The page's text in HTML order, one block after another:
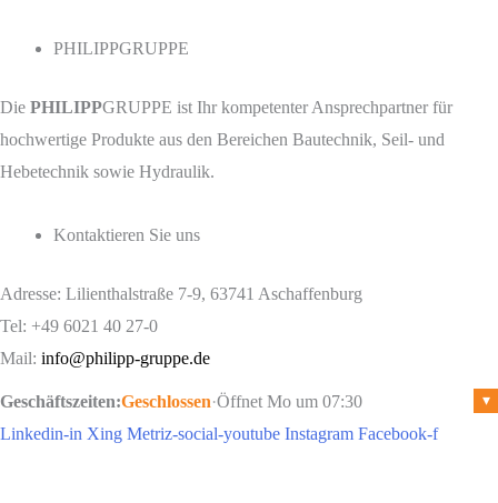
PHILIPPGRUPPE
Die PHILIPPGRUPPE ist Ihr kompetenter Ansprechpartner für
hochwertige Produkte aus den Bereichen Bautechnik, Seil- und
Hebetechnik sowie Hydraulik.
Kontaktieren Sie uns
Adresse: Lilienthalstraße 7-9, 63741 Aschaffenburg
Tel: +49 6021 40 27-0
Mail: info@philipp-gruppe.de
Geschäftszeiten:Geschlossen·Öffnet Mo um 07:30 ▾
Linkedin-in Xing Metriz-social-youtube Instagram Facebook-f